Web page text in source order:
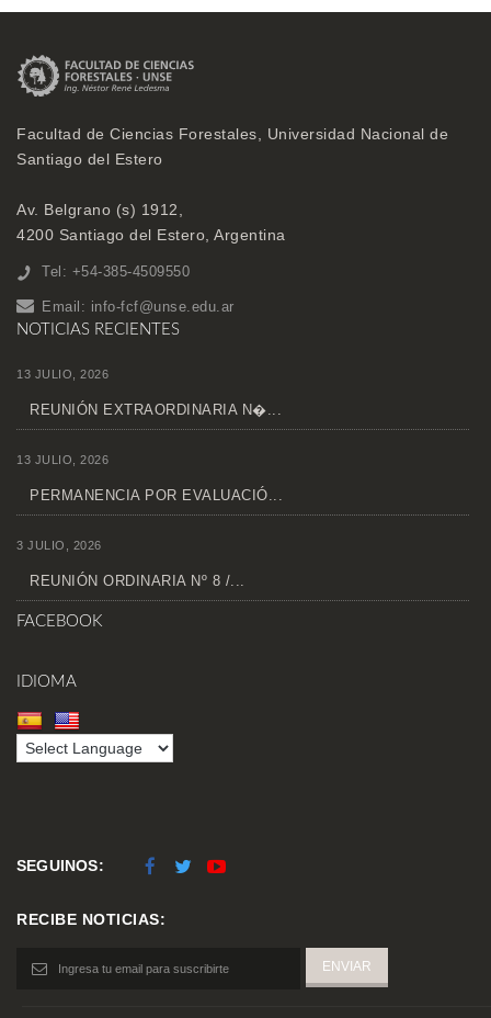
Facultad de Ciencias Forestales, Universidad Nacional de
Santiago del Estero
Av. Belgrano (s) 1912,
4200 Santiago del Estero, Argentina
Tel: +54-385-4509550
Email: info-fcf@unse.edu.ar
NOTICIAS RECIENTES
13 JULIO, 2026
REUNIÓN EXTRAORDINARIA N�...
13 JULIO, 2026
PERMANENCIA POR EVALUACIÓ...
3 JULIO, 2026
REUNIÓN ORDINARIA Nº 8 /...
FACEBOOK
IDIOMA
SEGUINOS:
RECIBE NOTICIAS: